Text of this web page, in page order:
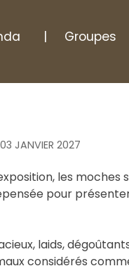
Groupes
JANVIER 2027
les
pour
laids,
considérés